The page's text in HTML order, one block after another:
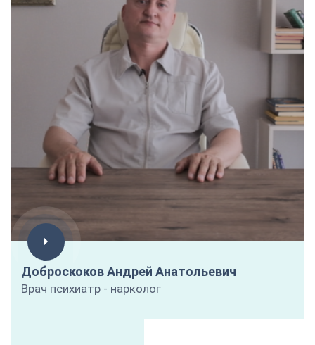
Доброскоков Андрей Анатольевич
Врач психиатр - нарколог